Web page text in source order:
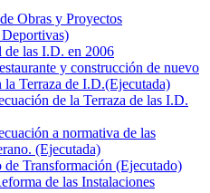
Obras y Proyectos
de las I.D. en 2006
y construcción de nuevo
Terraza de I.D.(Ejecutada)
de la Terraza de las I.D.
a normativa de las
(Ejecutada)
Transformación (Ejecutado)
de las Instalaciones